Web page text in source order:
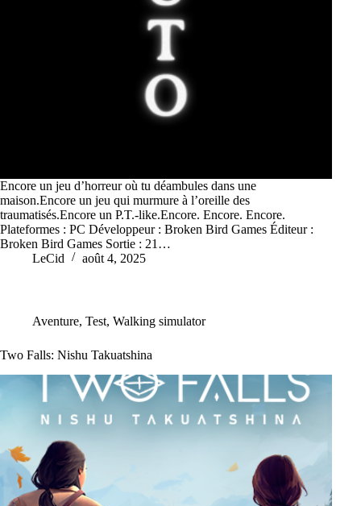
Encore un jeu d’horreur où tu déambules dans une
maison.Encore un jeu qui murmure à l’oreille des
traumatisés.Encore un P.T.-like.Encore. Encore. Encore.
Plateformes : PC Développeur : Broken Bird Games Éditeur :
Broken Bird Games Sortie : 21…
LeCid
août 4, 2025
Aventure, Test, Walking simulator
Two Falls: Nishu Takuatshina